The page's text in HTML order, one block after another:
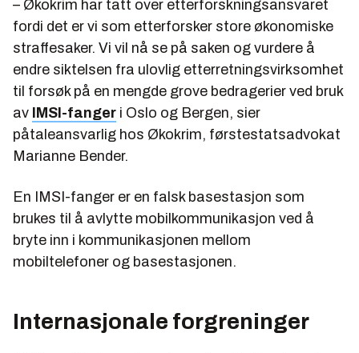
– Økokrim har tatt over etterforskningsansvaret
fordi det er vi som etterforsker store økonomiske
straffesaker. Vi vil nå se på saken og vurdere å
endre siktelsen fra ulovlig etterretningsvirksomhet
til forsøk på en mengde grove bedragerier ved bruk
av IMSI-fanger i Oslo og Bergen, sier
påtaleansvarlig hos Økokrim, førstestatsadvokat
Marianne Bender.
En IMSI-fanger er en falsk basestasjon som
brukes til å avlytte mobilkommunikasjon ved å
bryte inn i kommunikasjonen mellom
mobiltelefoner og basestasjonen.
Internasjonale forgreninger